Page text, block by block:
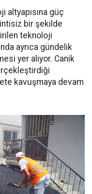
altyapısına güç
bir şekilde
teknoloji
ayrıca gündelik
yer alıyor. Canik
kavuşmaya devam